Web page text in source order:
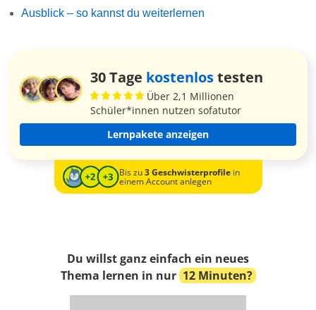
Ausblick – so kannst du weiterlernen
30 Tage kostenlostesten
Über 2,1 Millionen
Schüler*innen nutzen sofatutor
Lernpakete anzeigen
Bis zu3 Geschwisterprofilein
einem Account anlegen
Du willst ganz einfach ein neues
Thema lernen in nur 12 Minuten?